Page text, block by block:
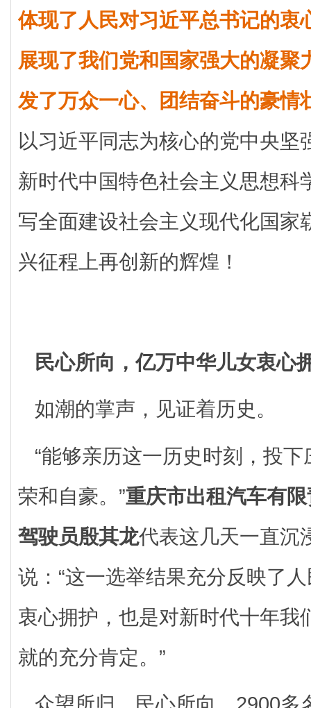
体现了人民对习近平总书记的衷
展现了我们党和国家强大的凝聚
发了万众一心、团结奋斗的豪情
以习近平同志为核心的党中央坚
新时代中国特色社会主义思想科
写全面建设社会主义现代化国家
兴征程上再创新的辉煌！
民心所向，亿万中华儿女衷心
如潮的掌声，见证着历史。
“能够亲历这一历史时刻，投
荣和自豪。”重庆市出租汽车有
驾驶员殷其龙代表这几天一直沉
说：“这一选举结果充分反映了
衷心拥护，也是对新时代十年我
就的充分肯定。”